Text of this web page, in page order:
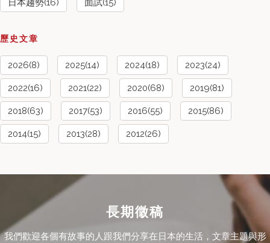
日本趨勢(16) 面試(15)
歷史文章
2026(8) 2025(14) 2024(18) 2023(24)
2022(16) 2021(22) 2020(68) 2019(81)
2018(63) 2017(53) 2016(55) 2015(86)
2014(15) 2013(28) 2012(26)
長期徵稿
我們歡迎各個有故事的人跟我們分享在日本的生活，文章主題與形